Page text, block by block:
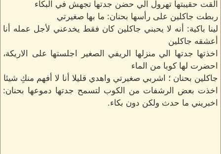
القت حقيبتها تهرول الي حضن جدتها تجهش في البكاء
ربطت جاكلين على رأسها بحنان: ما بها صغيرتي
لينا باكية: أنه لا يحبني جاكلين كان فقط يخدعني لأجل عمله أنا
أعشقه جاكلين
اخذتها جدتها الي منزلها الريفي الصغير اجلستها على الاريكة،
احضرت لها كوبا من الماء
جاكلين بحنان ؛ اشربي صغيرتي واهدي قليلا أنا لا أفهم منكِ شيئا
اخذت بعض الرشفات من الكوب لتسمح جدتها دموعها بحنان:
اخبريني ما حدث ولكن دون بكاء.